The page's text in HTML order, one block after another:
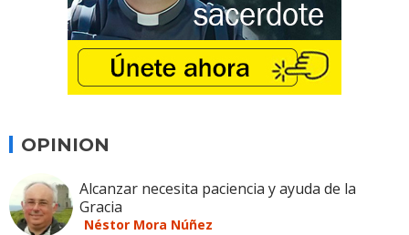
OPINION
Alcanzar necesita paciencia y ayuda de la
Gracia
Néstor Mora Núñez